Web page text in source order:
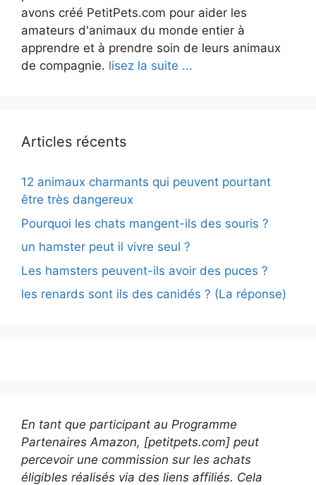
avons créé PetitPets.com pour aider les
amateurs d'animaux du monde entier à
apprendre et à prendre soin de leurs animaux
de compagnie. lisez la suite ...
Articles récents
12 animaux charmants qui peuvent pourtant
être très dangereux
Pourquoi les chats mangent-ils des souris ?
un hamster peut il vivre seul ?
Les hamsters peuvent-ils avoir des puces ?
les renards sont ils des canidés ? (La réponse)
En tant que participant au Programme
Partenaires Amazon, [petitpets.com] peut
percevoir une commission sur les achats
éligibles réalisés via des liens affiliés. Cela